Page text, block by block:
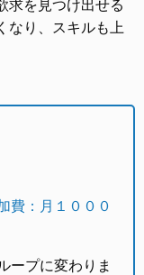
求を見つけ出せる
なり、スキルも上
費：月１０００
ープに変わりま